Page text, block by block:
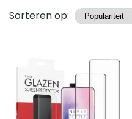
Producten
Sorteren op: